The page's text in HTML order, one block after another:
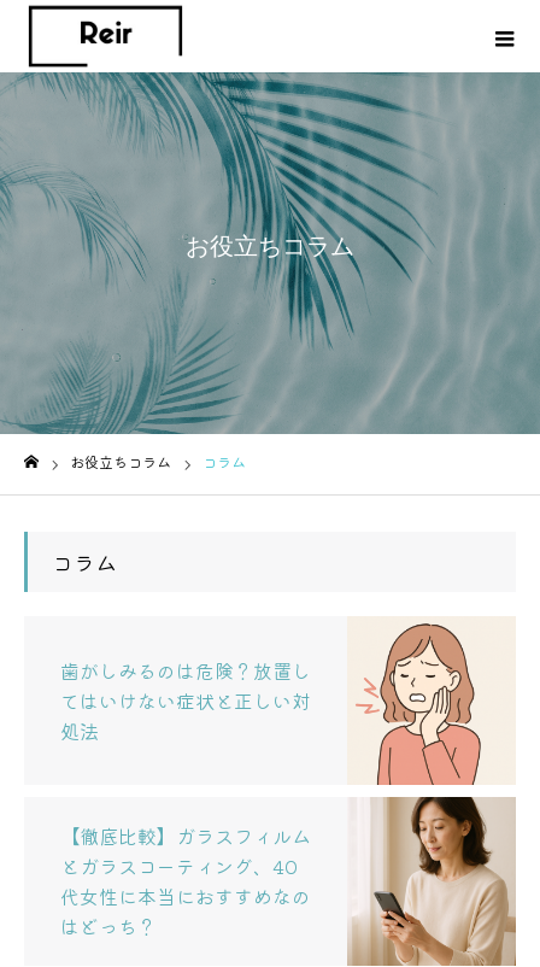
お役立ちコラム
お役立ちコラム コラム
コラム
歯がしみるのは危険？放置し
てはいけない症状と正しい対
処法
【徹底比較】ガラスフィルム
とガラスコーティング、40
代女性に本当におすすめなの
はどっち？